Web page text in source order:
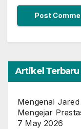
Artikel Terbaru
Mengenal Jared
Mengejar
7 May 2026